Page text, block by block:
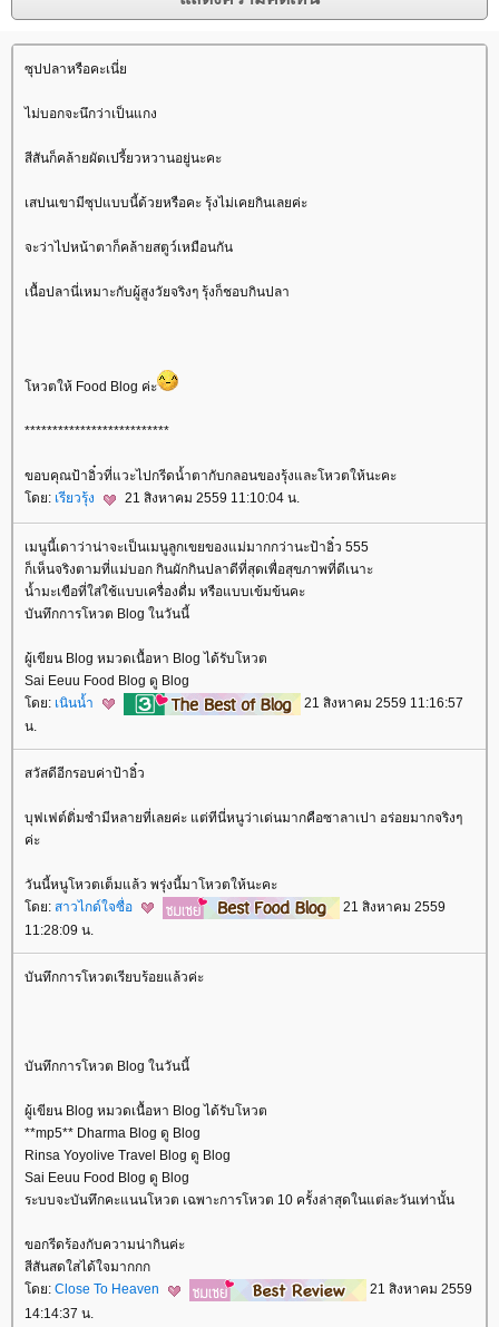
ซุปปลาหรือคะเนี่
ไม่บอกจะนึกว่าเป็นแกง
สีสันก็คล้ายผัดเปรี้ยวหวานอยู่นะคะ
เสปนเขามีซุปแบบนี้ด้วยหรือคะ รุ้งไม่เคยกินเลยค่ะ
จะว่าไปหน้าตาก็คล้ายสตูว์เหมือนกัน
เนื้อปลานี่เหมาะกับผู้สูงวัยจริงๆ รุ้งก็ชอบกินปลา
หวตให้ Food Blog ค่ะ
**************************
ขอบคุณป้าอิ๋วที่แวะไปกรีดน้ำตากับกลอนของรุ้งและโหวตให้นะคะ
ดย: เรียวรุ้ง 21 สิงหาคม 2559 11:10:04 น.
เมนูนี้เดาว่าน่าจะเป็นเมนูลูกเขยของแม่มากกว่านะป้าอิ๋ว 555
ก็เห็นจริงตามที่แม่บอก กินผักกินปลาดีที่สุดเพื่อสุขภาพที่ดีเนาะ
น้ำมะเขือที่ใส่ใช้แบบเครื่องดื่ม หรือแบบเข้มข้นคะ
บันทึกการโหวต Blog ในวันนี้
ผู้เขียน Blog หมวดเนื้อหา Blog ได้รับโหวต
Sai Eeuu Food Blog ดู Blog
ดย: เนินน้ำ
21 สิงหาคม 2559 11:16:57
น.
สวัสดีอีกรอบค่าป้าอิ๋ว
บุฟเฟต์ติ่มซำมีหลายที่เลยค่ะ แต่ทีนี่หนูว่าเด่นมากคือซาลาเปา อร่อยมากจริงๆ
ค่ะ
วันนี้หนูโหวตเต็มแล้ว พรุ่งนี้มาโหวตให้นะคะ
ดย: สาวไกด์ใจซื่อ
21 สิงหาคม 2559
11:28:09 น.
บันทึกการโหวตเรียบร้อยแล้วค่ะ
บันทึกการโหวต Blog ในวันนี้
ผู้เขียน Blog หมวดเนื้อหา Blog ได้รับโหวต
**mp5** Dharma Blog ดู Blog
Rinsa Yoyolive Travel Blog ดู Blog
Sai Eeuu Food Blog ดู Blog
ระบบจะบันทึกคะแนนโหวต เฉพาะการโหวต 10 ครั้งล่าสุดในแต่ละวันเท่านั้น
ขอกรีดร้องกับความน่ากินค่ะ
สีสันสดใสได้ใจมากกก
ดย: Close To Heaven
21 สิงหาคม 2559
14:14:37 น.